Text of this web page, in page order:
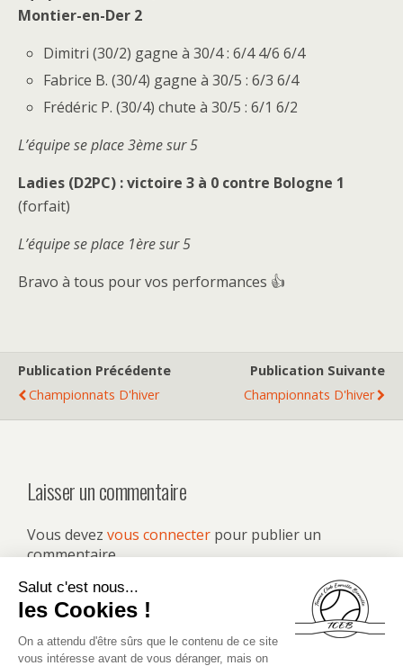
Montier-en-Der 2
Dimitri (30/2) gagne à 30/4 : 6/4 4/6 6/4
Fabrice B. (30/4) gagne à 30/5 : 6/3 6/4
Frédéric P. (30/4) chute à 30/5 : 6/1 6/2
L’équipe se place 3ème sur 5
Ladies (D2PC) : victoire 3 à 0 contre Bologne 1
(forfait)
L’équipe se place 1ère sur 5
Bravo à tous pour vos performances 👍
Publication Précédente
Championnats D'hiver
Publication Suivante
Championnats D'hiver
Laisser un commentaire
Vous devez vous connecter pour publier un
commentaire.
Retour au début